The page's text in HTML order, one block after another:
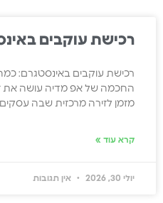
רכישת עוקבים
רכישת עוקבים באינסטגרם:
החכמה של אפ מדיה עושה את
מזמן לזירה מרכזית שבה עסקים,
קרא עוד »
יולי 30, 2026 אין תגובות